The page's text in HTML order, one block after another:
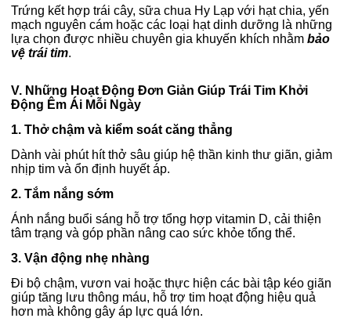
Trứng kết hợp trái cây, sữa chua Hy Lạp với hạt chia, yến
mạch nguyên cám hoặc các loại hạt dinh dưỡng là những
lựa chọn được nhiều chuyên gia khuyến khích nhằm bảo
vệ trái tim.
V. Những Hoạt Động Đơn Giản Giúp Trái Tim Khởi
Động Êm Ái Mỗi Ngày
1. Thở chậm và kiểm soát căng thẳng
Dành vài phút hít thở sâu giúp hệ thần kinh thư giãn, giảm
nhịp tim và ổn định huyết áp.
2. Tắm nắng sớm
Ánh nắng buổi sáng hỗ trợ tổng hợp vitamin D, cải thiện
tâm trạng và góp phần nâng cao sức khỏe tổng thể.
3. Vận động nhẹ nhàng
Đi bộ chậm, vươn vai hoặc thực hiện các bài tập kéo giãn
giúp tăng lưu thông máu, hỗ trợ tim hoạt động hiệu quả
hơn mà không gây áp lực quá lớn.